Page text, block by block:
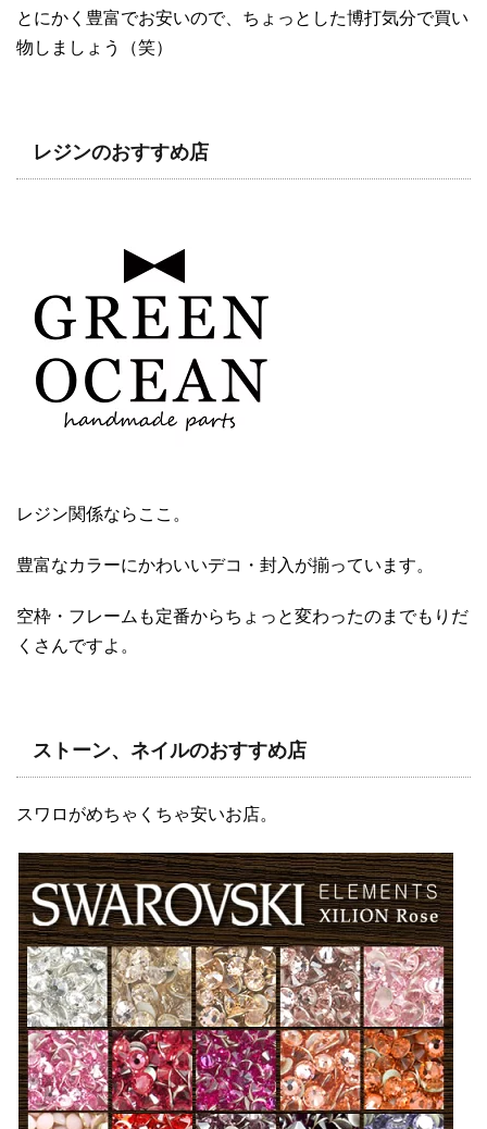
とにかく豊富でお安いので、ちょっとした博打気分で買い
物しましょう（笑）
レジンのおすすめ店
レジン関係ならここ。
豊富なカラーにかわいいデコ・封入が揃っています。
空枠・フレームも定番からちょっと変わったのまでもりだ
くさんですよ。
ストーン、ネイルのおすすめ店
スワロがめちゃくちゃ安いお店。